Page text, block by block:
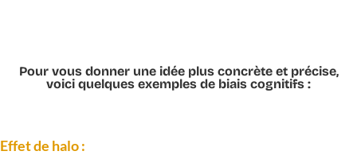
Pour vous donner une idée plus concrète et précise,
voici quelques exemples de biais cognitifs :
Effet de halo :